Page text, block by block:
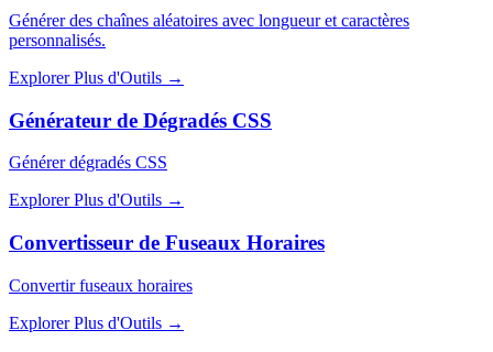
Générer des chaînes aléatoires avec longueur et caractères
personnalisés.
Explorer Plus d'Outils →
Générateur de Dégradés CSS
Générer dégradés CSS
Explorer Plus d'Outils →
Convertisseur de Fuseaux Horaires
Convertir fuseaux horaires
Explorer Plus d'Outils →